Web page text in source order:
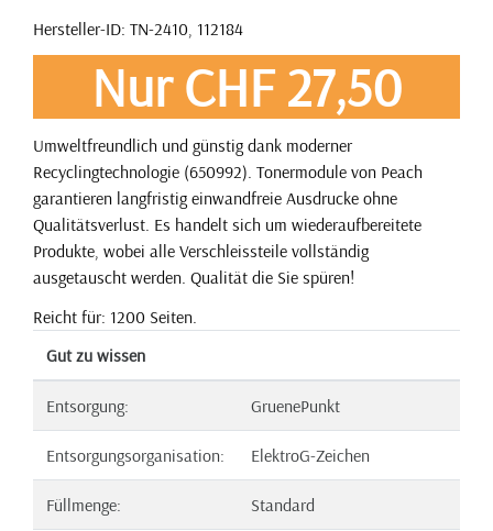
Hersteller-ID: TN-2410, 112184
Nur CHF 27,50
Umweltfreundlich und günstig dank moderner
Recyclingtechnologie (650992). Tonermodule von Peach
garantieren langfristig einwandfreie Ausdrucke ohne
Qualitätsverlust. Es handelt sich um wiederaufbereitete
Produkte, wobei alle Verschleissteile vollständig
ausgetauscht werden. Qualität die Sie spüren!
Reicht für: 1200 Seiten.
Gut zu wissen
Entsorgung: GruenePunkt
Entsorgungsorganisation: ElektroG-Zeichen
Füllmenge: Standard